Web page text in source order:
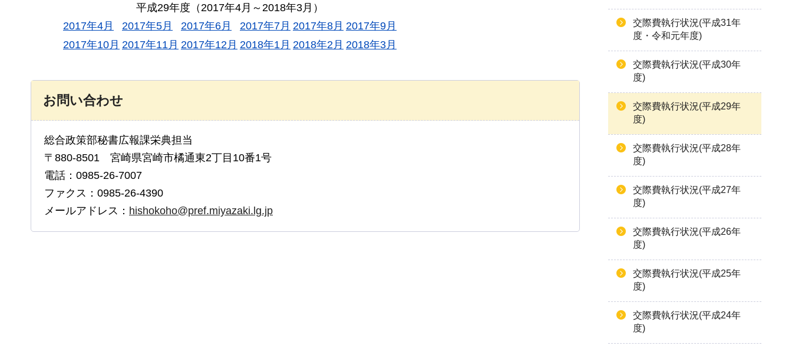
平成29年度（2017年4月～2018年3月）
2017年4月
2017年5月 2017年6月 2017年7月 2017年8月 2017年9月
2017年10月 2017年11月 2017年12月 2018年1月 2018年2月 2018年3月
お問い合わせ
総合政策部秘書広報課栄典担当
〒880-8501 宮崎県宮崎市橘通東2丁目10番1号
電話：0985-26-7007
ファクス：0985-26-4390
メールアドレス： hishokoho@pref.miyazaki.lg.jp
交際費執行状況(平成31年
度・令和元年度)
交際費執行状況(平成30年
度)
交際費執行状況(平成29年
度)
交際費執行状況(平成28年
度)
交際費執行状況(平成27年
度)
交際費執行状況(平成26年
度)
交際費執行状況(平成25年
度)
交際費執行状況(平成24年
度)